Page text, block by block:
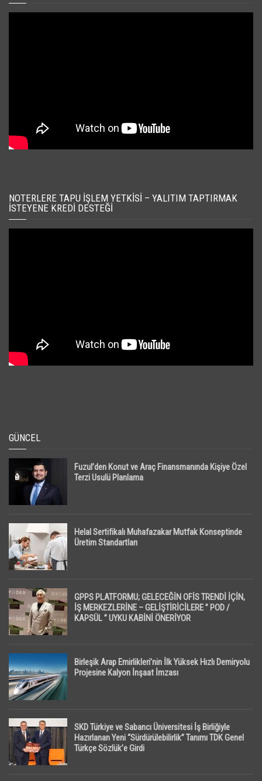
NOTERLERE TAPU İŞLEM YETKISI – YALITIM TAPTIRMAK
İSTEYENE KREDI DESTEĞI
GÜNCEL
Fuzul’den Konut ve Araç Finansmanında Kişiye Özel
Terzi Usulü Planlama
Helal Sertifikalı Muhafazakar Mutfak Konseptinde
Üretim Standartları
GPPS PLATFORMU; GELECEĞİN OFİS TRENDİ İÇİN,
İŞ MERKEZLERİNE – GELİŞTİRİCİLERE ” POD /
KAPSÜL ” UYKU KABİNİ ÖNERİYOR
Birleşik Arap Emirlikleri’nin İlk Yüksek Hızlı Demiryolu
Projesine Kalyon İnşaat İmzası
SKD Türkiye ve Sabancı Üniversitesi İş Birliğiyle
Hazırlanan Yeni “Sürdürülebilirlik” Tanımı TDK Genel
Türkçe Sözlük’e Girdi